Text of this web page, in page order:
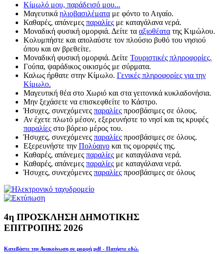
Κίμωλό μου, παράδεισό μου...
Μαγευτικά ηλιοβασιλέματα με φόντο το Αιγαίο.
Καθαρές, απάνεμες παραλίες με καταγάλανα νερά.
Μοναδική φυσική ομορφιά. Δείτε τα αξιοθέατα της Κιμώλου.
Κολυμπήστε και απολαύστε τον πλούσιο βυθό του νησιού
όπου και αν βρεθείτε.
Μοναδική φυσική ομορφιά. Δείτε Τουριστικές πληροφορίες.
Γούπα, ψαράδικος οικισμός με σύρματα.
Καλως ήρθατε στην Κίμωλο. Γενικές πληροφορίες για την
Κίμωλο.
Μαγευτική θέα στο Χωριό και στα γειτονικά κυκλαδονήσια.
Μην ξεχάσετε να επισκεφθείτε το Κάστρο.
Ήσυχες, συνεχόμενες παραλίες προσβάσιμες σε όλους.
Αν έχετε πλωτό μέσον, εξερευνήστε το νησί και τις κρυφές
παραλίες στο βόρειο μέρος του.
Ήσυχες, συνεχόμενες παραλίες προσβάσιμες σε όλους.
Εξερευνήστε την Πολύαιγο και τις ομορφιές της.
Καθαρές, απάνεμες παραλίες με καταγάλανα νερά.
Καθαρές, απάνεμες παραλίες με καταγάλανα νερά.
Ήσυχες, συνεχόμενες παραλίες προσβάσιμες σε όλους
4η ΠΡΟΣΚΛΗΣΗ ΔΗΜΟΤΙΚΗΣ
ΕΠΙΤΡΟΠΗΣ 2026
Κατεβάστε την Ανακοίνωση σε μορφή pdf - Πατήστε εδώ.